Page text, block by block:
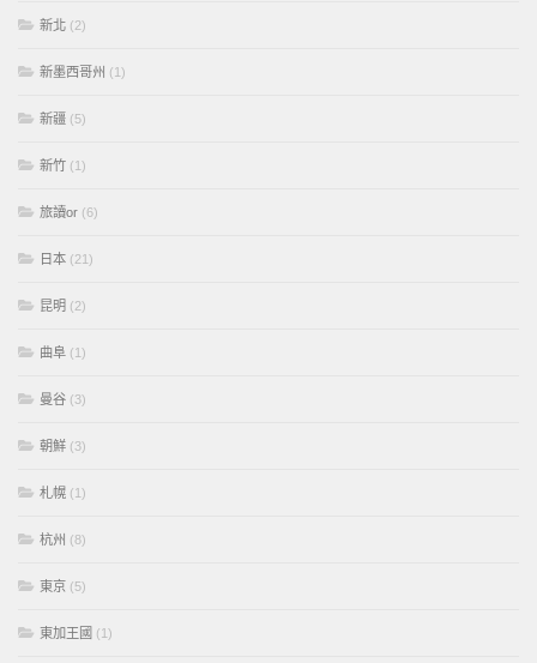
新北 (2)
新墨西哥州 (1)
新疆 (5)
新竹 (1)
旅讀or (6)
日本 (21)
昆明 (2)
曲阜 (1)
曼谷 (3)
朝鮮 (3)
札幌 (1)
杭州 (8)
東京 (5)
東加王國 (1)